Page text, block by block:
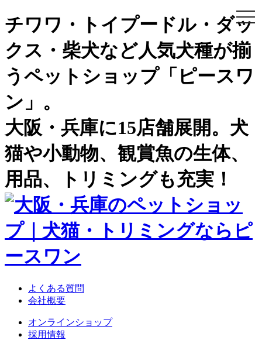
チワワ・トイプードル・ダッ
クス・柴犬など人気犬種が揃
うペットショップ「ピースワ
ン」。
大阪・兵庫に15店舗展開。犬
猫や小動物、観賞魚の生体、
用品、トリミングも充実！
よくある質問
会社概要
オンラインショップ
採用情報